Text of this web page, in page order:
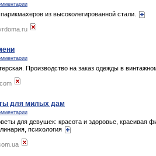
из высоколегированной стали.
Производство на заказ одежды в
для милых дам
для девушек: красота и здоровье, красивая
психология